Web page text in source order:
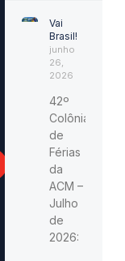
Vai
Brasil!
junho
26,
2026
42º
Colônia
de
Férias
da
ACM –
Julho
de
2026: